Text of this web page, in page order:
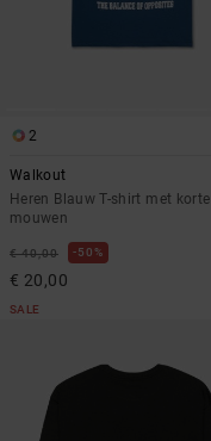
2
Walkout
Heren Blauw T-shirt met korte
mouwen
€ 40,00 50%
€ 20,00
SALE